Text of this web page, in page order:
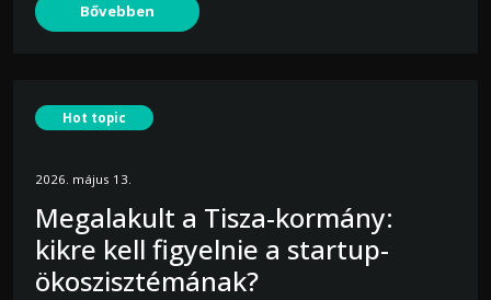
Bővebben
Hot topic
2026. május 13.
Megalakult a Tisza-kormány:
kikre kell figyelnie a startup-
ökoszisztémának?